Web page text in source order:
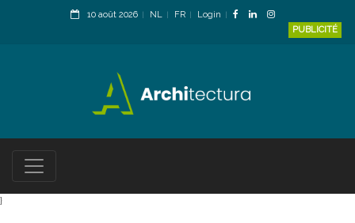
10 août 2026 NL FR
Login
PUBLICITÉ
}